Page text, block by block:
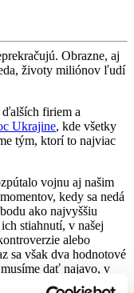
Obrazne, aj
životy miliónov ľudí
firiem a
Ukrajine, kde všetky
tým, ktorí to najviac
vojnu aj našim
kedy sa nedá
ako najvyššiu
stiahnutí, v našej
alebo
sa však dva hodnotové
dať najavo, v